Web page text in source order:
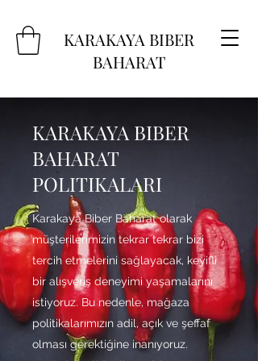
KARAKAYA BIBER
BAHARAT
KARAKAYA BIBER
BAHARAT
POLITIKALARI
Karakaya Biber Baharat olarak
müşterilerimizin tekrar tekrar bizi
tercih etmelerini sağlayacak, keyifli
bir alışveriş deneyimi yaşamalarını
istiyoruz. Bu nedenle, mağaza
politikalarımızın adil, açık ve şeffaf
olması gerektiğine inanıyoruz.